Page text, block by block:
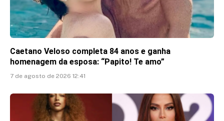
Caetano Veloso completa 84 anos e ganha
homenagem da esposa: “Papito! Te amo”
7 de agosto de 2026 12:41